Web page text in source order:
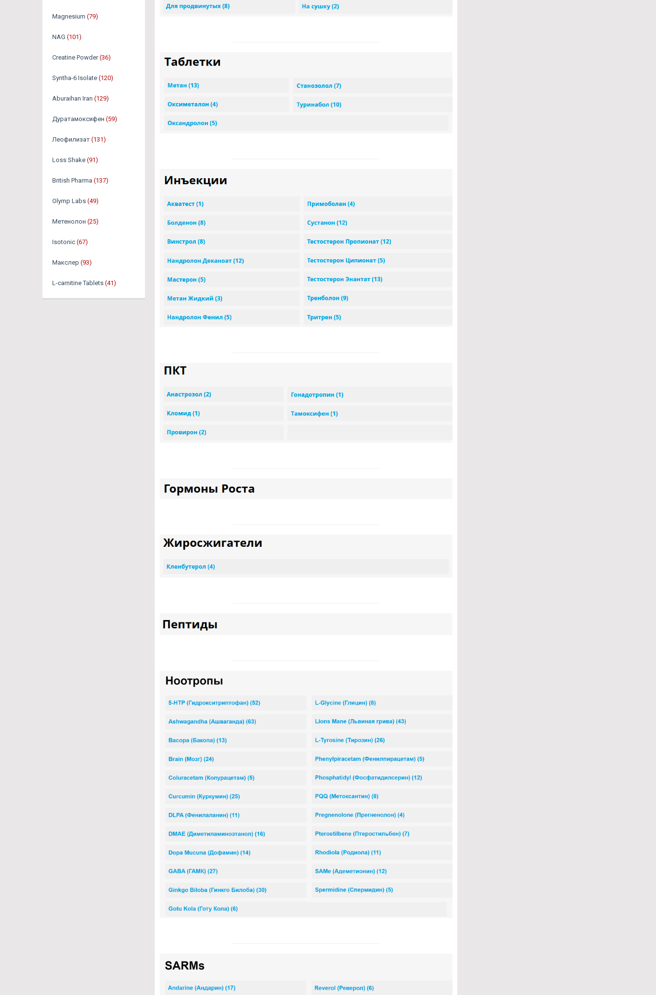
Magnesium (79)
NAG (101)
Creatine Powder (36)
Syntha-6 Isolate (120)
Aburaihan Iran (129)
Дуратамоксифен (59)
Леофилизат (131)
Loss Shake (91)
British Pharma (137)
Olymp Labs (49)
Метенолон (25)
Isotonic (67)
Макслер (93)
L-carnitine Tablets (41)